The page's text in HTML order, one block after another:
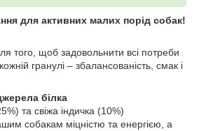
для активних малих порід собак!
того, щоб задовольнити всі потреби
гранулі – збалансованість, смак і
білка
та свіжа індичка (10%)
собакам міцністю та енергією, а